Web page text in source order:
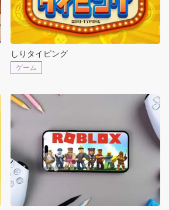
しりタイピング
ゲーム